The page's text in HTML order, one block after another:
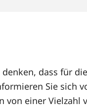
dass für
Sie sich
von einer Vielzahl